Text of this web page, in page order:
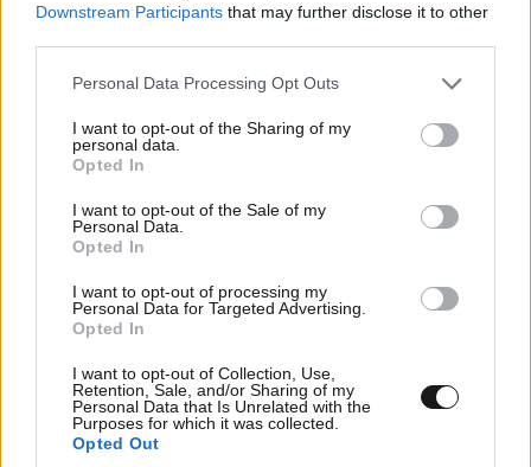
Downstream Participants that may further disclose it to other
Please note that this website/app uses one or more Google
not limited to your visit or usage behaviour. You may click to
grant or deny consent to Google and its third-party tags to
use your data for below specified purposes in below Google
consent section.
Personal Data Processing Opt Outs
I want to opt-out of the Sharing of my
personal data.
Opted In
I want to opt-out of the Sale of my
Personal Data.
Opted In
I want to opt-out of processing my
Personal Data for Targeted Advertising.
Opted In
I want to opt-out of Collection, Use,
Retention, Sale, and/or Sharing of my
Personal Data that Is Unrelated with the
Purposes for which it was collected.
Opted Out
μπροστά σε ασφαλιστικό αδιέξοδο